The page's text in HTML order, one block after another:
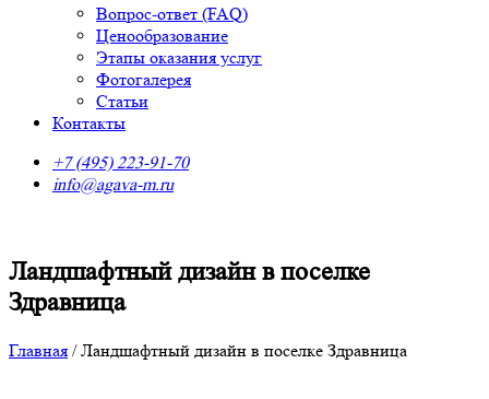
Вопрос-ответ (FAQ)
Ценообразование
Этапы оказания услуг
Фотогалерея
Статьи
Контакты
+7 (495) 223-91-70
info@agava-m.ru
Ландшафтный дизайн в поселке
Здравница
Главная /Ландшафтный дизайн в поселке Здравница